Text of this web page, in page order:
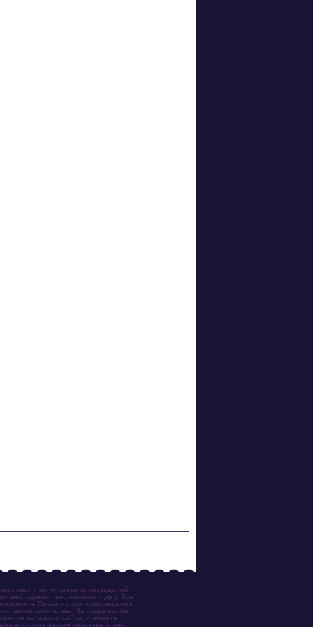
и популярных произведений
скрипки, виолончели и др.). Все
Права на эти произведения
авторского права. За содержание
на нашем сайте, и имеете
доступна нашим пользователям,